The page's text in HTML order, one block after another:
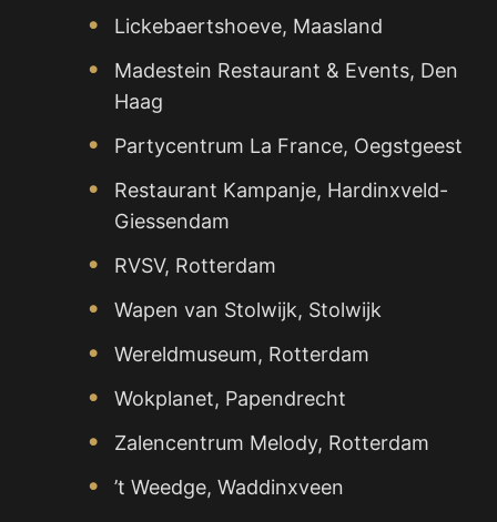
Lickebaertshoeve, Maasland
Madestein Restaurant & Events, Den
Haag
Partycentrum La France, Oegstgeest
Restaurant Kampanje, Hardinxveld-
Giessendam
RVSV, Rotterdam
Wapen van Stolwijk, Stolwijk
Wereldmuseum, Rotterdam
Wokplanet, Papendrecht
Zalencentrum Melody, Rotterdam
’t Weedge, Waddinxveen